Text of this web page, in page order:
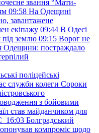
звання “Мати-
09:58 На Одещині
завантажене
екіпажу 09:44 В Одесі
під землю 09:15 Ворог не
Одещини: постраждало
поліцейські
служби колеги Сороки
з бойовими
став майданчиком для
16:03 Болградський
компроміс щодо